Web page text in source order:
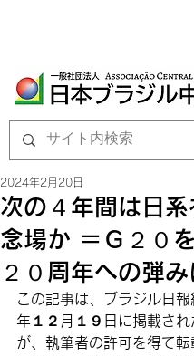
次の４年間は日系
念場か ＝Ｇ２０
２０周年への弾み
2024年2月20日
この記事は、ブラジル日報
年１２月１９日に掲載さ
が、 執筆者の許可を得て転